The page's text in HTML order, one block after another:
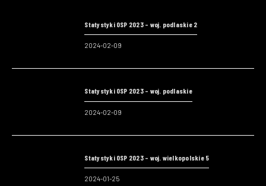
Statystyki OSP 2023 – woj. podlaskie 2
2024-02-09
Statystyki OSP 2023 – woj. podlaskie
2024-02-09
Statystyki OSP 2023 – woj. wielkopolskie 5
2024-01-25